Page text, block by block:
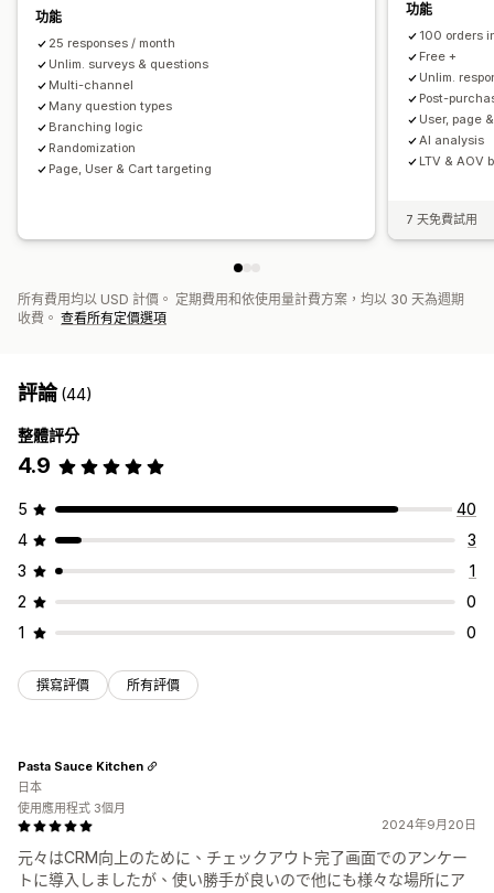
簡訊 電子郵件
功能
25 responses / month
Unlim. surveys & questions
Multi-channel
Many question types
Branching logic
Randomization
Page, User & Cart targeting
功能
100 orders
Free +
Unlim.
Post-
User, page
AI analysis
LTV & AOV
7 天免費試用
所有費用均以 USD 計價。 定期費用和依使用量計費方案，均以 30 天為週期
收費。 查看所有定價選項
評論(44)
整體評分
4.9
5
40
4
3
3
1
2
0
1
0
撰寫評價 所有評價
2024年9月20日
元々はCRM向上のために、チェックアウト完了画面でのアンケー
トに導入しましたが、使い勝手が良いので他にも様々な場所にア
Pasta Sauce Kitchen
日本
使用應用程式 3個月